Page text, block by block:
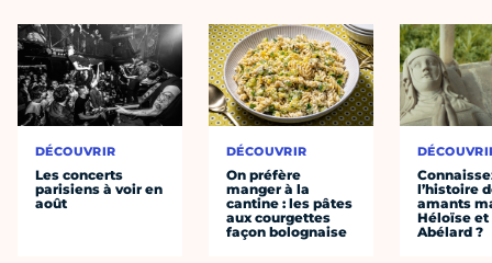
DÉCOUVRIR
Les concerts
parisiens à voir en
août
DÉCOUVRIR
On préfère
manger à la
cantine : les pâtes
aux courgettes
façon bolognaise
l’histoire
amants
Héloïse et
Abélard ?